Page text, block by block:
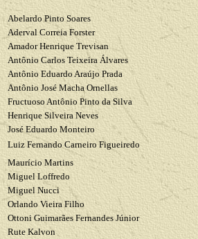
Abelardo Pinto Soares
Aderval Correia Forster
Amador Henrique Trevisan
Antônio Carlos Teixeira Álvares
Antônio Eduardo AraújoPrada
Antônio José MachaOrnellas
Fructuoso Antônio Pinto da Silva
Henrique Silveira Neves
JoséEduardoMonteiro
Luiz Fernando Carneiro Figueiredo
Maurício Martins
Miguel Loffredo
Miguel Nucci
Orlando Vieira Filho
OttoniGuimarães Fernandes Júnior
Rute Kalvon